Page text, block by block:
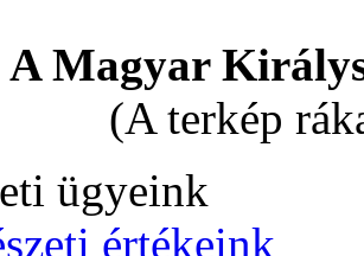
A Magyar
(A terkép
ügyeink
értékeink